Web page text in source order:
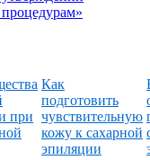
при
Как
подготовить
чувствительную
кожу к сахарной
эпиляции